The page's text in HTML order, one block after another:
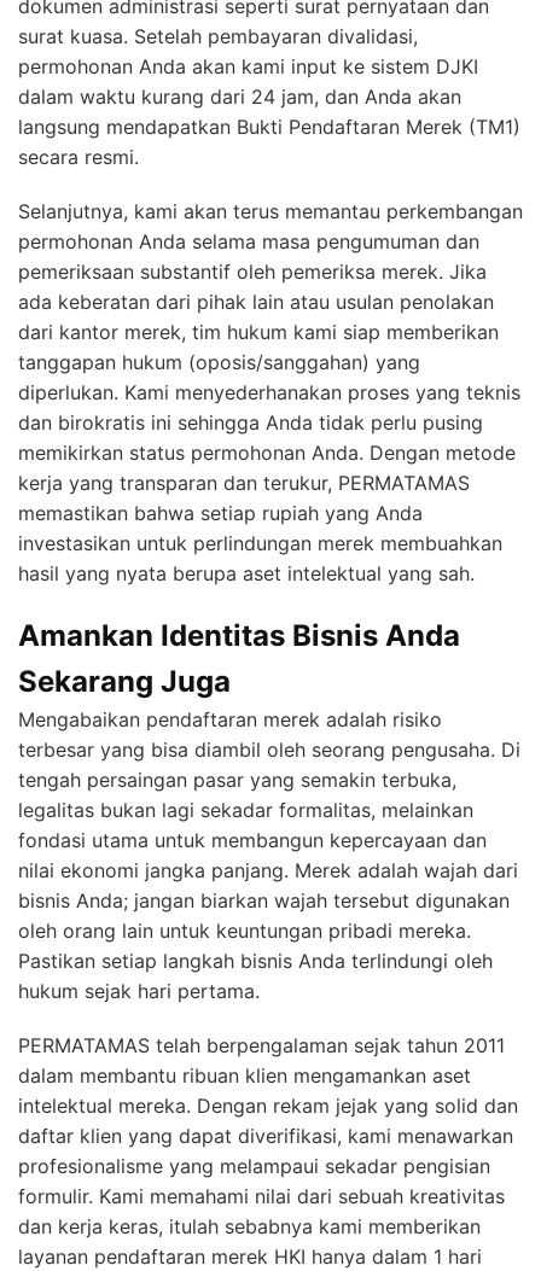
dokumen administrasi seperti surat pernyataan dan
surat kuasa. Setelah pembayaran divalidasi,
permohonan Anda akan kami input ke sistem DJKI
dalam waktu kurang dari 24 jam, dan Anda akan
langsung mendapatkan Bukti Pendaftaran Merek (TM1)
secara resmi.
Selanjutnya, kami akan terus memantau perkembangan
permohonan Anda selama masa pengumuman dan
pemeriksaan substantif oleh pemeriksa merek. Jika
ada keberatan dari pihak lain atau usulan penolakan
dari kantor merek, tim hukum kami siap memberikan
tanggapan hukum (oposis/sanggahan) yang
diperlukan. Kami menyederhanakan proses yang teknis
dan birokratis ini sehingga Anda tidak perlu pusing
memikirkan status permohonan Anda. Dengan metode
kerja yang transparan dan terukur, PERMATAMAS
memastikan bahwa setiap rupiah yang Anda
investasikan untuk perlindungan merek membuahkan
hasil yang nyata berupa aset intelektual yang sah.
Amankan Identitas Bisnis Anda
Sekarang Juga
Mengabaikan pendaftaran merek adalah risiko
terbesar yang bisa diambil oleh seorang pengusaha. Di
tengah persaingan pasar yang semakin terbuka,
legalitas bukan lagi sekadar formalitas, melainkan
fondasi utama untuk membangun kepercayaan dan
nilai ekonomi jangka panjang. Merek adalah wajah dari
bisnis Anda; jangan biarkan wajah tersebut digunakan
oleh orang lain untuk keuntungan pribadi mereka.
Pastikan setiap langkah bisnis Anda terlindungi oleh
hukum sejak hari pertama.
PERMATAMAS telah berpengalaman sejak tahun 2011
dalam membantu ribuan klien mengamankan aset
intelektual mereka. Dengan rekam jejak yang solid dan
daftar klien yang dapat diverifikasi, kami menawarkan
profesionalisme yang melampaui sekadar pengisian
formulir. Kami memahami nilai dari sebuah kreativitas
dan kerja keras, itulah sebabnya kami memberikan
layanan pendaftaran merek HKI hanya dalam 1 hari